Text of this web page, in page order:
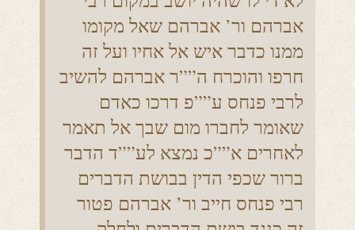
אברהם ור’ אברהם שאל מקומו
ממנו כדבר איש אל אחיו ועל זה
חרפו והוכרח ה””ר אברהם להשיב
לרבי פנחס ע””פ דרכו כאדם
שאומר לחברו מום שבך אל תאמר
לאחרים א””כ נמצא לע””ד הדבר
ברור שכפי הדין בבושת הדברים
רבי פנחס חייב ור’ אברהם פטור